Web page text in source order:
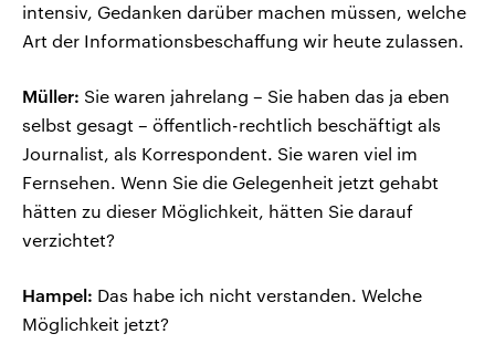
intensiv, Gedanken darüber machen müssen, welche
Art der Informationsbeschaffung wir heute zulassen.
Müller: Sie waren jahrelang – Sie haben das ja eben
selbst gesagt – öffentlich-rechtlich beschäftigt als
Journalist, als Korrespondent. Sie waren viel im
Fernsehen. Wenn Sie die Gelegenheit jetzt gehabt
hätten zu dieser Möglichkeit, hätten Sie darauf
verzichtet?
Hampel: Das habe ich nicht verstanden. Welche
Möglichkeit jetzt?